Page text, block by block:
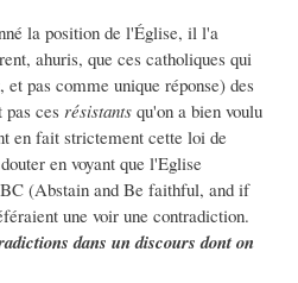
la position de l'Église, il l'a
ahuris, que ces catholiques qui
pas comme unique réponse) des
ces résistants qu'on a bien voulu
en fait strictement cette loi de
en voyant que l'Eglise
(Abstain and Be faithful, and if
une voir une contradiction.
dans un discours dont on